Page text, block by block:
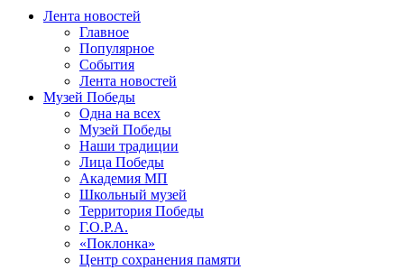
Лента новостей
Главное
Популярное
События
Лента новостей
Музей Победы
Одна на всех
Музей Победы
Наши традиции
Лица Победы
Академия МП
Школьный музей
Территория Победы
Г.О.Р.А.
«Поклонка»
Центр сохранения памяти